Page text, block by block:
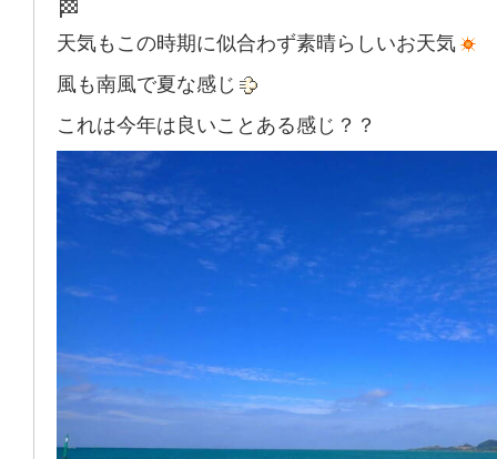
天気もこの時期に似合わず素晴らしいお天気
風も南風で夏な感じ
これは今年は良いことある感じ？？